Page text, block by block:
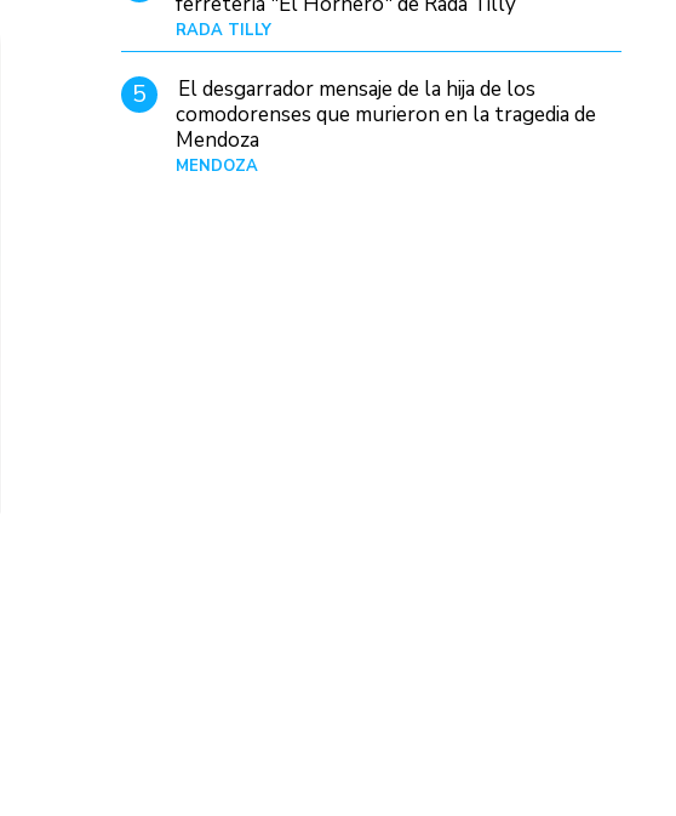
RADA TILLY
5
El desgarrador mensaje de la hija de los
comodorenses que murieron en la tragedia de
Mendoza
MENDOZA